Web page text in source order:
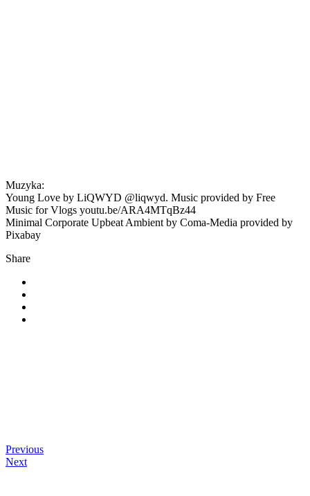
Muzyka:
Young Love by LiQWYD @liqwyd. Music provided by Free
Music for Vlogs youtu.be/ARA4MTqBz44
Minimal Corporate Upbeat Ambient by Coma-Media provided by
Pixabay
Share
Previous
Next